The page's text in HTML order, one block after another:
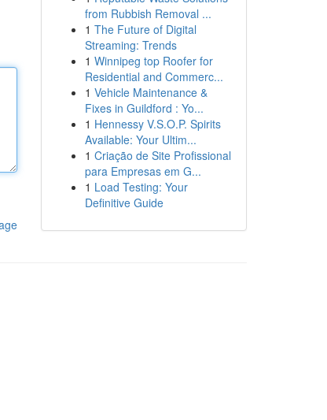
from Rubbish Removal ...
1 The Future of Digital
Streaming: Trends
1 Winnipeg top Roofer for
Residential and Commerc...
1 Vehicle Maintenance &
Fixes in Guildford : Yo...
1 Hennessy V.S.O.P. Spirits
Available: Your Ultim...
1 Criação de Site Profissional
para Empresas em G...
1 Load Testing: Your
Definitive Guide